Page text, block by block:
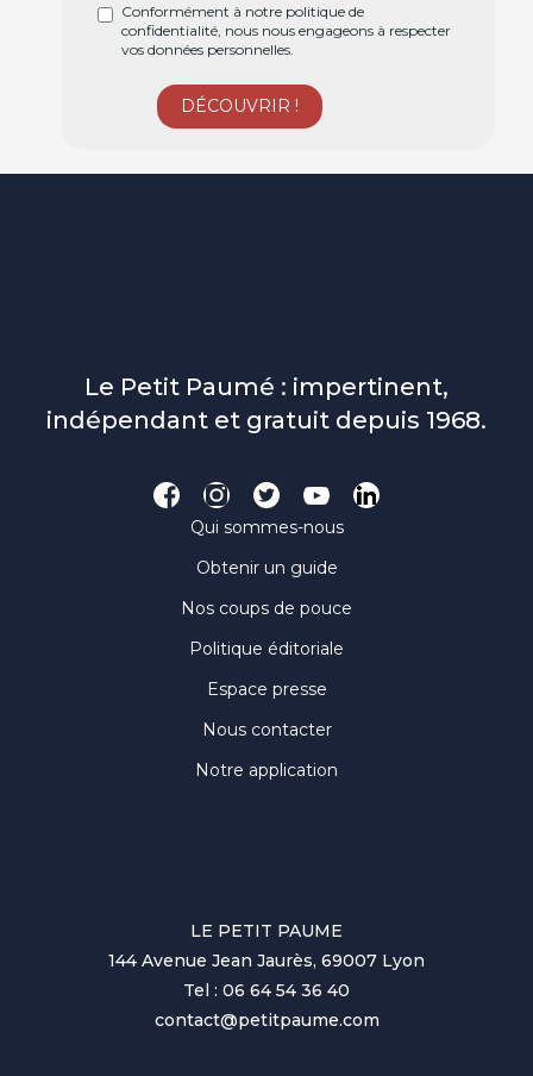
Conformément à notre politique de
confidentialité, nous nous engageons à respecter
vos données personnelles.
Le Petit Paumé : impertinent,
indépendant et gratuit depuis 1968.
Qui sommes-nous
Obtenir un guide
Nos coups de pouce
Politique éditoriale
Espace presse
Nous contacter
Notre application
LE PETIT PAUME
144 Avenue Jean Jaurès, 69007 Lyon
Tel : 06 64 54 36 40
contact@petitpaume.com